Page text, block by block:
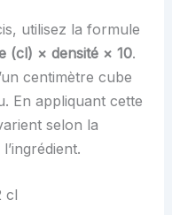
utilisez la formule
(cl) × densité × 10.
centimètre cube
En appliquant cette
selon la
cl